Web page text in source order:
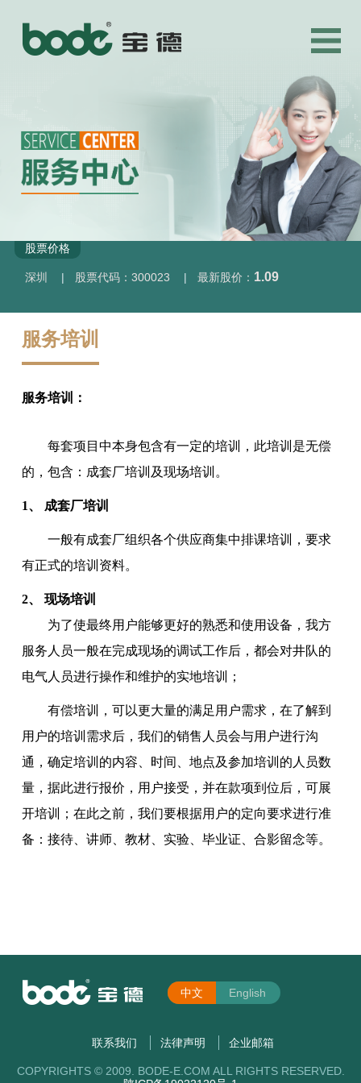
股票价格
深圳 | 股票代码：300023 | 最新股价： 1.09
服务培训
服务培训：
每套项目中本身包含有一定的培训，此培训是无偿
的，包含：成套厂培训及现场培训。
1、 成套厂培训
一般有成套厂组织各个供应商集中排课培训，要求
有正式的培训资料。
2、 现场培训
为了使最终用户能够更好的熟悉和使用设备，我方
服务人员一般在完成现场的调试工作后，都会对井队的
电气人员进行操作和维护的实地培训；
有偿培训，可以更大量的满足用户需求，在了解到
用户的培训需求后，我们的销售人员会与用户进行沟
通，确定培训的内容、时间、地点及参加培训的人员数
量，据此进行报价，用户接受，并在款项到位后，可展
开培训；在此之前，我们要根据用户的定向要求进行准
备：接待、讲师、教材、实验、毕业证、合影留念等。
联系我们 法律声明 企业邮箱
中文 English
COPYRIGHTS © 2009. BODE-E.COM ALL RIGHTS RESERVED.